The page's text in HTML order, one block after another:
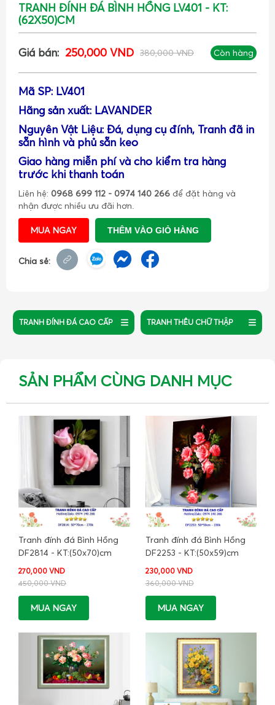
TRANH ĐÍNH ĐÁ BÌNH HỒNG LV401 - KT:
(62X50)CM
Giá bán: 250,000 VND 380,000 VND Còn hàng
Mã SP: LV401
Hãng sản xuất: LAVANDER
Nguyên Vật Liệu: Đá, dụng cụ đính, Tranh đã in
sẵn hình và phủ sẵn keo
Giao hàng miễn phí và cho kiểm tra hàng
trước khi thanh toán
Liên hệ: 0968 699 112 - 0974 140 266 để đặt hàng và
nhận được nhiều ưu đãi hơn.
MUA NGAY THÊM VÀO GIỎ HÀNG
Chia sẻ:
TRANH ĐÍNH ĐÁ CAO CẤP TRANH THÊU CHỮ THẬP
SẢN PHẨM CÙNG DANH MỤC
Tranh đính đá Bình Hồng
DF2814 - KT:(50x70)cm
270,000 VND
450,000 VND
MUA NGAY
Tranh đính đá Bình Hồng
DF2253 - KT:(50x59)cm
230,000 VND
360,000 VND
MUA NGAY